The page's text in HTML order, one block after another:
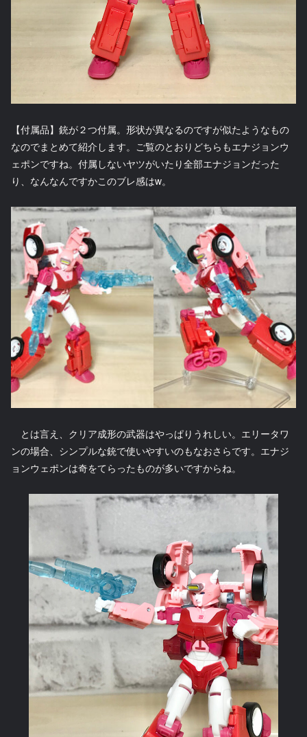
【付属品】銃が２つ付属。形状が異なるのですが似たようなもの
なのでまとめて紹介します。ご覧のとおりどちらもエナジョンウ
ェポンですね。付属しないヤツがいたり全部エナジョンだった
り、なんなんですかこのブレ感はw。
とは言え、クリア成形の武器はやっぱりうれしい。エリータワ
ンの場合、シンプルな銃で使いやすいのもなおさらです。エナジ
ョンウェポンは奇をてらったものが多いですからね。